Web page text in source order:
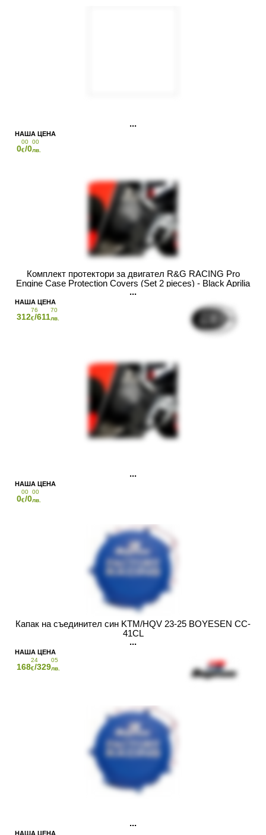
0
00
€/0
00
лв.
Комплект протектори за двигател R&G RACING Pro
Engine Case Protection Covers (Set 2 pieces) - Black Aprilia
RS660 / Tuono660 / Tuareg
312
76
€/611
70
лв.
0
00
€/0
00
лв.
Капак на съединител син KTM/HQV 23-25 BOYESEN CC-
41CL
168
24
€/329
05
лв.